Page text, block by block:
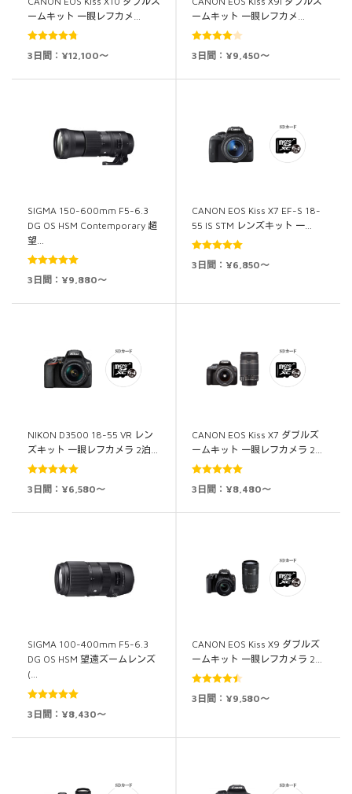
ームキット 一眼レフカメ…
5段階中
3日間：¥12,100～
ームキット 一眼レフカメ…
5段階中
価
3日間：¥9,450～
SIGMA 150-600mm F5-6.3
DG OS HSM Contemporary 超
望…
5段階中
3日間：¥9,880～
CANON EOS Kiss X7 EF-S 18-
55 IS STM レンズキット 一…
5段階中
3日間：¥6,850～
NIKON D3500 18-55 VR レン
ズキット 一眼レフカメラ 2泊…
5段階中
3日間：¥6,580～
CANON EOS Kiss X7 ダブルズ
ームキット 一眼レフカメラ 2…
5段階中
3日間：¥8,480～
SIGMA 100-400mm F5-6.3
DG OS HSM 望遠ズームレンズ
(…
5段階中
3日間：¥8,430～
CANON EOS Kiss X9 ダブルズ
ームキット 一眼レフカメラ 2…
5段階中
3日間：¥9,580～